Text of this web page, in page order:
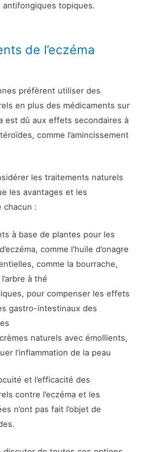
antifongiques topiques.
de l’eczéma
préfèrent utiliser des
en plus des médicaments sur
est dû aux effets secondaires à
comme l’amincissement
les traitements naturels
les avantages et les
chacun :
à base de plantes pour les
comme l’huile d’onagre
comme la bourrache,
à thé
pour compenser les effets
gastro-intestinaux des
naturels avec émollients,
l’inflammation de la peau
et l’efficacité des
contre l’eczéma et les
n’ont pas fait l’objet de